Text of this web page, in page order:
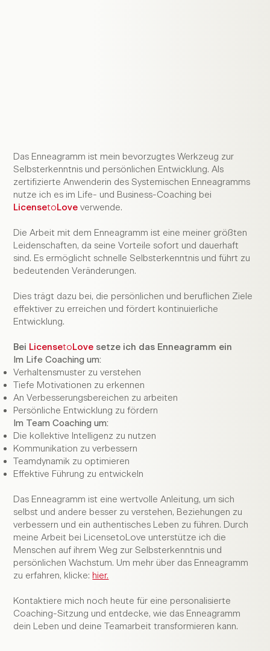
Das Enneagramm ist mein bevorzugtes Werkzeug zur
Selbsterkenntnis und persönlichen Entwicklung. Als
zertifizierte Anwenderin des Systemischen Enneagramms
nutze ich es im Life- und Business-Coaching bei
LicensetoLove verwende.
Die Arbeit mit dem Enneagramm ist eine meiner größten
Leidenschaften, da seine Vorteile sofort und dauerhaft
sind. Es ermöglicht schnelle Selbsterkenntnis und führt zu
bedeutenden Veränderungen.
Dies trägt dazu bei, die persönlichen und beruflichen Ziele
effektiver zu erreichen und fördert kontinuierliche
Entwicklung.
Bei LicensetoLove setze ich das Enneagramm ein
Im Life Coaching um:
Verhaltensmuster zu verstehen
Tiefe Motivationen zu erkennen
An Verbesserungsbereichen zu arbeiten
Persönliche Entwicklung zu fördern
Im Team Coaching um:
Die kollektive Intelligenz zu nutzen
Kommunikation zu verbessern
Teamdynamik zu optimieren
Effektive Führung zu entwickeln
Das Enneagramm ist eine wertvolle Anleitung, um sich
selbst und andere besser zu verstehen, Beziehungen zu
verbessern und ein authentisches Leben zu führen. Durch
meine Arbeit bei LicensetoLove unterstütze ich die
Menschen auf ihrem Weg zur Selbsterkenntnis und
persönlichen Wachstum. Um mehr über das Enneagramm
zu erfahren, klicke:hier.
Kontaktiere mich noch heute für eine personalisierte
Coaching-Sitzung und entdecke, wie das Enneagramm
dein Leben und deine Teamarbeit transformieren kann.
7
6
Denktriade